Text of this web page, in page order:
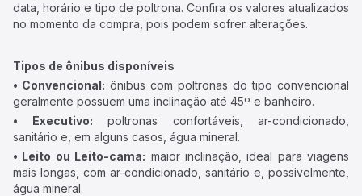
data, horário e tipo de poltrona. Confira os valores atualizados
no momento da compra, pois podem sofrer alterações.
Tipos de ônibus disponíveis
• Convencional: ônibus com poltronas do tipo convencional
geralmente possuem uma inclinação até 45º e banheiro.
• Executivo: poltronas confortáveis, ar-condicionado,
sanitário e, em alguns casos, água mineral.
• Leito ou Leito-cama: maior inclinação, ideal para viagens
mais longas, com ar-condicionado, sanitário e, possivelmente,
água mineral.